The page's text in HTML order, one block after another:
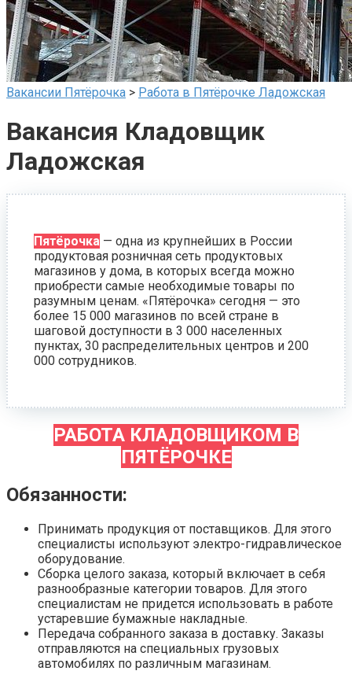
Вакансии Пятёрочка > Работа в Пятёрочке Ладожская
Вакансия Кладовщик
Ладожская
Пятёрочка — одна из крупнейших в России
продуктовая розничная сеть продуктовых
магазинов у дома, в которых всегда можно
приобрести самые необходимые товары по
разумным ценам. «Пятёрочка» сегодня — это
более 15 000 магазинов по всей стране в
шаговой доступности в 3 000 населенных
пунктах, 30 распределительных центров и 200
000 сотрудников.
РАБОТА КЛАДОВЩИКОМ В
ПЯТЁРОЧКЕ
Обязанности:
Принимать продукция от поставщиков. Для этого
специалисты используют электро-гидравлическое
оборудование.
Сборка целого заказа, который включает в себя
разнообразные категории товаров. Для этого
специалистам не придется использовать в работе
устаревшие бумажные накладные.
Передача собранного заказа в доставку. Заказы
отправляются на специальных грузовых
автомобилях по различным магазинам.